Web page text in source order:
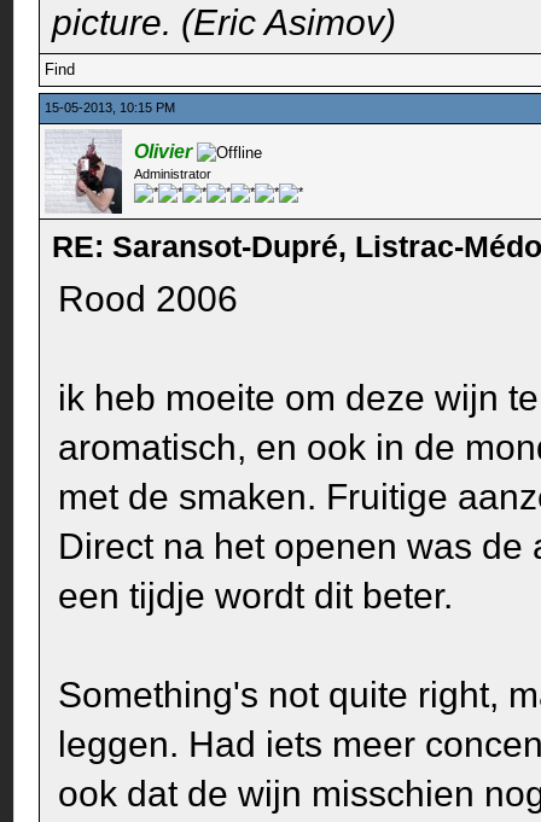
picture. (Eric Asimov)
Find
15-05-2013, 10:15 PM
Olivier
Administrator
RE: Saransot-Dupré, Listrac-
Rood 2006
ik heb moeite om deze wijn
aromatisch, en ook in de
met de smaken. Fruitige
Direct na het openen was
een tijdje wordt dit beter.
Something's not quite right,
leggen. Had iets meer
ook dat de wijn misschien